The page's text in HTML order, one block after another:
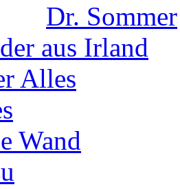
Dr. Sommer
aus Irland
Alles
Wand